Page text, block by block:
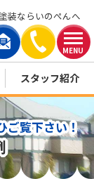
MENU
装ならいのぺんへ
スタッフ紹介
ご覧下さい！